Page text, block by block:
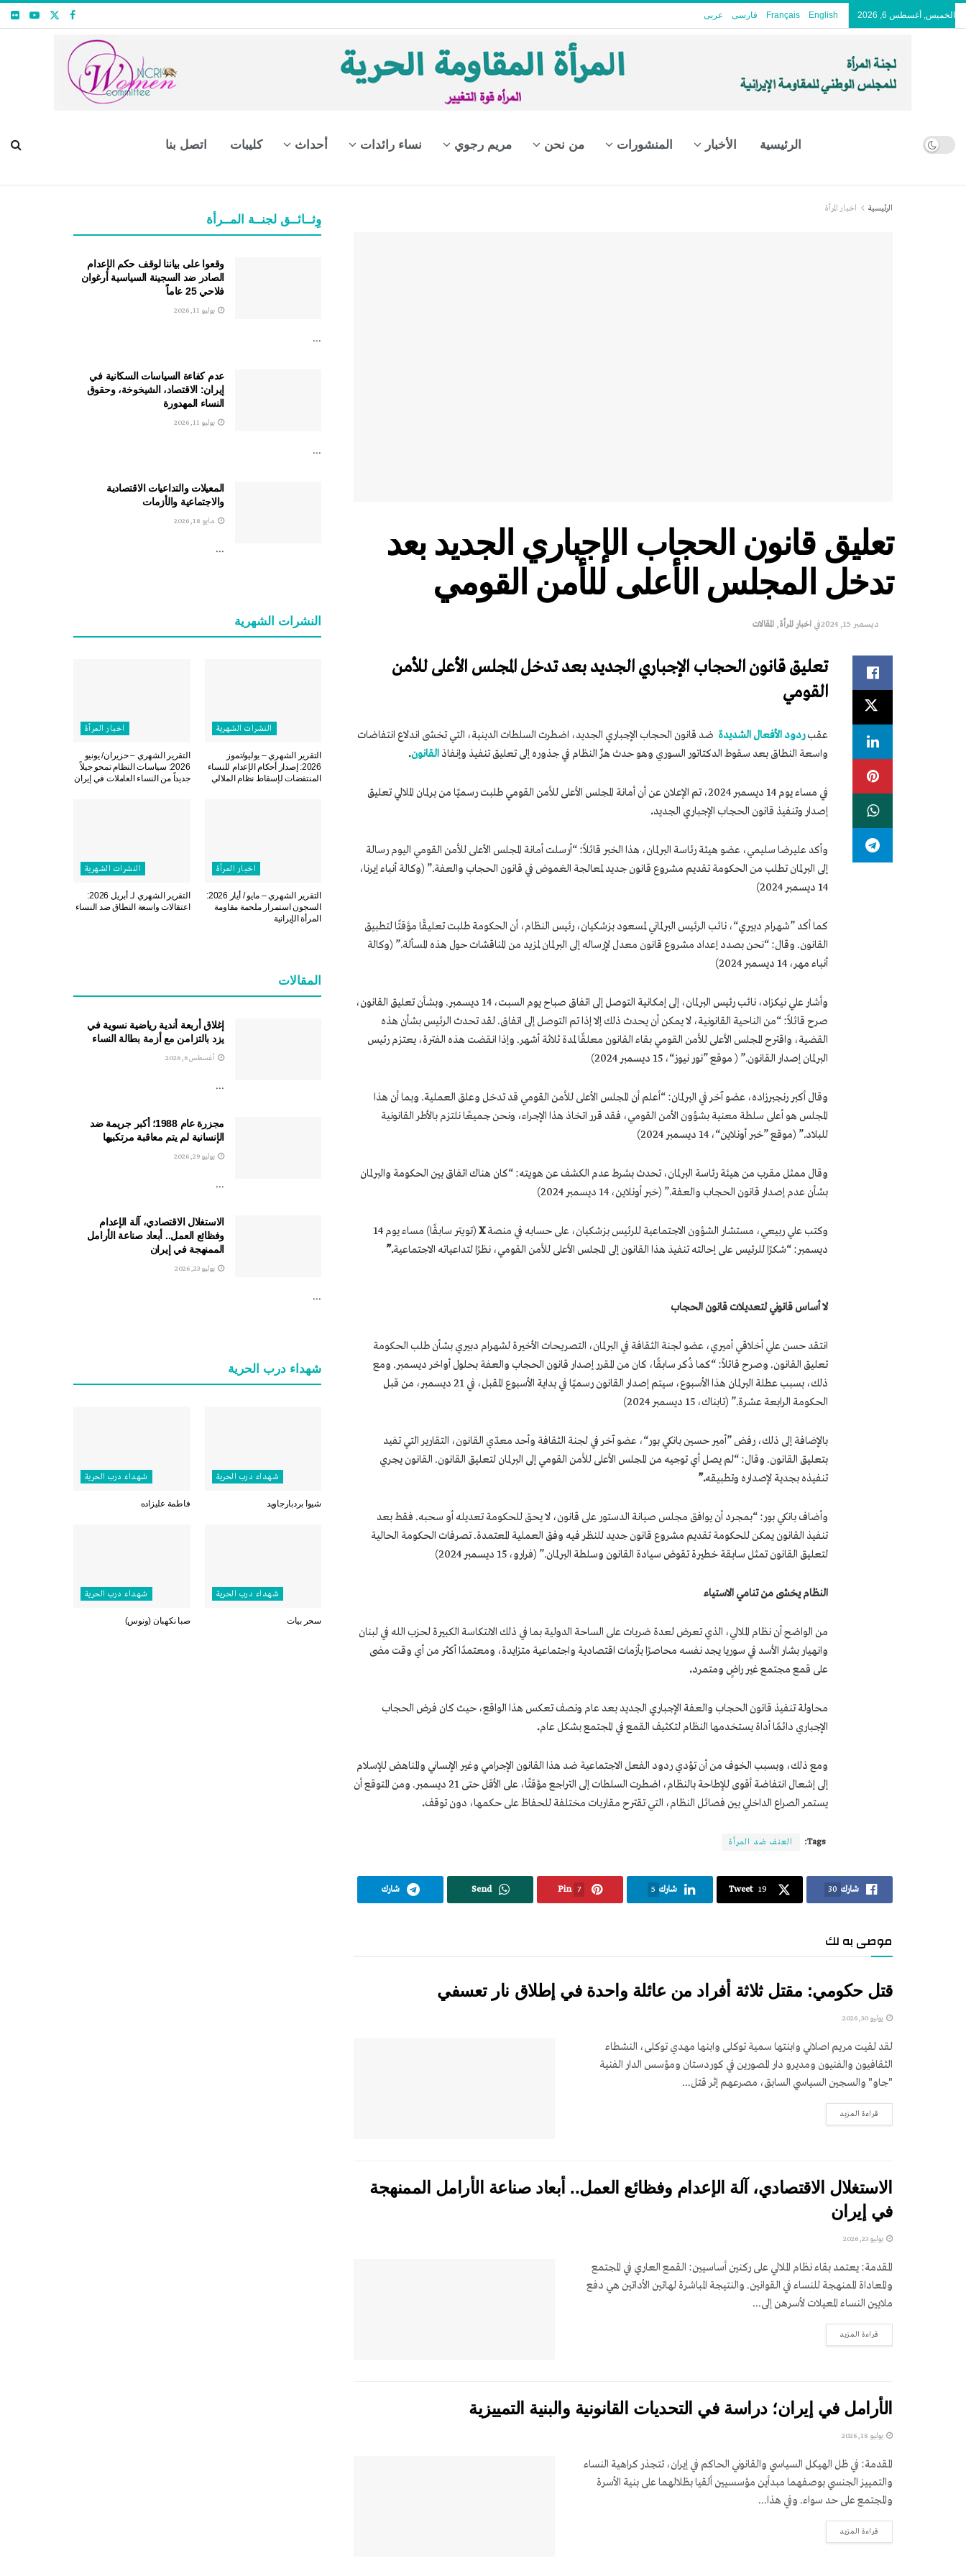
الخميس, أغسطس 6, 2026 English
Français فارسی عربى
الرئيسية الأخبار المنشورات من نحن مريم رجوي نساء رائدات أحداث كليبات اتصل بنا
الرئيسية اخبار المرأة
تعليق قانون الحجاب الإجباري الجديد بعد
تدخل المجلس الأعلى للأمن القومي
ديسمبر 15, 2024 في اخبار المرأة, المقالات
تعليق قانون الحجاب الإجباري الجديد بعد تدخل المجلس الأعلى للأمن
القومي
عقبردود الأفعال الشديدة ضد قانون الحجاب الإجباري الجديد، اضطرت السلطات الدينية، التي تخشى اندلاع انتفاضات
واسعة النطاق بعد سقوط الدكتاتور السوري وهو حدث هزّ النظام في جذوره إلى تعليق تنفيذ وإنفاذ القانون.
في مساء يوم 14 ديسمبر 2024، تم الإعلان عن أن أمانة المجلس الأعلى للأمن القومي طلبت رسميًا من برلمان الملالي تعليق
إصدار وتنفيذ قانون الحجاب الإجباري الجديد.
وأكد علیرضا سلیمي، عضو هیئة رئاسة البرلمان، هذا الخبر قائلاً: “أرسلت أمانة المجلس الأعلى للأمن القومي اليوم رسالة
إلى البرلمان تطلب من الحكومة تقديم مشروع قانون جديد لمعالجة الغموض في قانون الحجاب والعفة.” (وكالة أنباء إيرنا،
14 ديسمبر 2024)
كما أكد ”شهرام دبيري“، نائب الرئيس البرلماني لمسعود بزشكيان، رئيس النظام، أن الحكومة طلبت تعليقًا مؤقتًا لتطبيق
القانون. وقال: “نحن بصدد إعداد مشروع قانون معدل لإرساله إلى البرلمان لمزيد من المناقشات حول هذه المسألة.” (وكالة
أنباء مهر، 14 ديسمبر 2024)
وأشار علي نيكزاد، نائب رئيس البرلمان، إلى إمكانية التوصل إلى اتفاق صباح يوم السبت، 14 ديسمبر. وبشأن تعليق القانون،
صرح قائلاً: “من الناحية القانونية، لا يمكن أن يحدث ذلك إلا إذا تم التوصل إلى اتفاق. لقد تحدث الرئيس بشأن هذه
القضية، واقترح المجلس الأعلى للأمن القومي بقاء القانون معلقًا لمدة ثلاثة أشهر. وإذا انقضت هذه الفترة، يعتزم رئيس
البرلمان إصدار القانون.” ( موقع ”نور نيوز“، 15 ديسمبر 2024)
وقال أكبر رنجبرزاده، عضو آخر في البرلمان: “أعلم أن المجلس الأعلى للأمن القومي قد تدخل وعلق العملية. وبما أن هذا
المجلس هو أعلى سلطة معنية بشؤون الأمن القومي، فقد قرر اتخاذ هذا الإجراء، ونحن جميعًا نلتزم بالأطر القانونية
للبلاد.” (موقع ”خبر أونلاين“، 14 ديسمبر 2024)
وقال ممثل مقرب من هيئة رئاسة البرلمان، تحدث بشرط عدم الكشف عن هويته: “كان هناك اتفاق بين الحكومة والبرلمان
بشأن عدم إصدار قانون الحجاب والعفة.” (خبر أونلاين، 14 ديسمبر 2024)
وكتب علي ربيعي، مستشار الشؤون الاجتماعية للرئيس بزشكيان، على حسابه في منصةX
(تويتر سابقًا) مساء يوم 14
ديسمبر: “شكرًا للرئيس على إحالته تنفيذ هذا القانون إلى المجلس الأعلى للأمن القومي، نظرًا لتداعياته الاجتماعية.”
لا أساس قانوني لتعديلات قانون الحجاب
انتقد حسن علي أخلاقي أميري، عضو لجنة الثقافة في البرلمان، التصريحات الأخيرة لشهرام دبيري بشأن طلب الحكومة
تعليق القانون. وصرح قائلاً: “كما ذُكر سابقًا، كان من المقرر إصدار قانون الحجاب والعفة بحلول أواخر ديسمبر. ومع
ذلك، بسبب عطلة البرلمان هذا الأسبوع، سيتم إصدار القانون رسميًا في بداية الأسبوع المقبل، في 21 ديسمبر، من قبل
الحكومة الرابعة عشرة.” (تابناك، 15 ديسمبر 2024)
بالإضافة إلى ذلك، رفض ”أمير حسين بانكي بور“، عضو آخر في لجنة الثقافة وأحد معدّي القانون، التقارير التي تفيد
بتعليق القانون. وقال: “لم يصل أي توجيه من المجلس الأعلى للأمن القومي إلى البرلمان لتعليق القانون. القانون يجري
تنفيذه بجدية لإصداره وتطبيقه.”
وأضاف بانكي بور: “بمجرد أن يوافق مجلس صيانة الدستور على قانون، لا يحق للحكومة تعديله أو سحبه. فقط بعد
تنفيذ القانون يمكن للحكومة تقديم مشروع قانون جديد للنظر فيه وفق العملية المعتمدة. تصرفات الحكومة الحالية
لتعليق القانون تمثل سابقة خطيرة تقوض سيادة القانون وسلطة البرلمان.” (فرارو، 15 ديسمبر 2024)
النظام يخشى من تنامي الاستياء
من الواضح أن نظام الملالي، الذي تعرض لعدة ضربات على الساحة الدولية بما في ذلك الانتكاسة الكبيرة لحزب الله في لبنان
وانهيار بشار الأسد في سوريا يجد نفسه محاصرًا بأزمات اقتصادية واجتماعية متزايدة، ومعتمدًا أكثر من أي وقت مضى
على قمع مجتمع غير راضٍ ومتمرد.
محاولة تنفيذ قانون الحجاب والعفة الإجباري الجديد بعد عام ونصف تعكس هذا الواقع، حيث كان فرض الحجاب
الإجباري دائمًا أداة يستخدمها النظام لتكثيف القمع في المجتمع بشكل عام.
ومع ذلك، وبسبب الخوف من أن تؤدي ردود الفعل الاجتماعية ضد هذا القانون الإجرامي وغير الإنساني والمناهض للإسلام
إلى إشعال انتفاضة أقوى للإطاحة بالنظام، اضطرت السلطات إلى التراجع مؤقتًا، على الأقل حتى 21 ديسمبر. ومن المتوقع أن
يستمر الصراع الداخلي بين فصائل النظام، التي تقترح مقاربات مختلفة للحفاظ على حكمها، دون توقف.
Tags: العنف ضد المرأة
شارك 30
Tweet 19 شارك 5
Pin 7
Send شارك
موصى به لك
قتل حكومي: مقتل ثلاثة أفراد من عائلة واحدة في إطلاق نار تعسفي
يوليو 30, 2026
لقد لقيت مريم اصلاني وابنتها سمية توکلی وابنها مهدي توکلی، النشطاء
الثقافيون والفنيون ومديرو دار المصورين في كوردستان ومؤسس الدار الفنية
"جاو" والسجين السياسي السابق، مصرعهم إثر قتل...
قراءة المزيدDETAILS
الاستغلال الاقتصادي، آلة الإعدام وفظائع العمل.. أبعاد صناعة الأرامل الممنهجة
في إيران
يوليو 23, 2026
المقدمة: يعتمد بقاء نظام الملالي على ركنين أساسيين: القمع العاري في المجتمع
والمعاداة الممنهجة للنساء في القوانين. والنتيجة المباشرة لهاتين الأداتين هي دفع
ملايين النساء المعيلات لأسرهن إلى...
قراءة المزيدDETAILS
الأرامل في إيران؛ دراسة في التحديات القانونية والبنية التمييزية
يوليو 18, 2026
المقدمة: في ظل الهيكل السياسي والقانوني الحاكم في إيران، تتجذر كراهية النساء
والتمييز الجنسي بوصفهما مبدأين مؤسسيين ألقيا بظلالهما على بنية الأسرة
والمجتمع على حد سواء. وفي هذا...
قراءة المزيدDETAILS
وِثــائــق لجنــة المــرأة
وقعوا على بياننا لوقف حكم الإعدام
الصادر ضد السجينة السياسية أرغوان
فلاحي 25 عاماً
يوليو 11, 2026
...
عدم كفاءة السياسات السكانية في
إيران: الاقتصاد، الشيخوخة، وحقوق
النساء المهدورة
يوليو 11, 2026
...
المعيلات والتداعيات الاقتصادية
والاجتماعية والأزمات
مايو 18, 2026
...
النشرات الشهریة
النشرات الشهریة
التقرير الشهري – يوليو/تموز
2026: إصدار أحكام الإعدام للنساء
المنتفضات لإسقاط نظام الملالي
اخبار المرأة
التقرير الشهري – حزيران/ يونيو
2026: سياسات النظام تمحو جيلاً
جديداً من النساء العاملات في إيران
اخبار المرأة
التقرير الشهري – مايو / أيار 2026:
السجون استمرار ملحمة مقاومة
المرأة الإيرانية
النشرات الشهریة
التقرير الشهري لـ أبريل 2026:
اعتقالات واسعة النطاق ضد النساء
المقالات
إغلاق أربعة أندية رياضية نسوية في
يزد بالتزامن مع أزمة بطالة النساء
أغسطس 6, 2026
...
مجزرة عام 1988؛ أكبر جريمة ضد
الإنسانية لم يتم معاقبة مرتكبيها
يوليو 29, 2026
...
الاستغلال الاقتصادي، آلة الإعدام
وفظائع العمل.. أبعاد صناعة الأرامل
الممنهجة في إيران
يوليو 23, 2026
...
شهداء درب الحرية
شهداء درب الحرية
شيوا بردبارجاويد
شهداء درب الحرية
فاطمة عليزاده
شهداء درب الحرية
سحر بيات
شهداء درب الحرية
صبا نكهبان (ونوس)